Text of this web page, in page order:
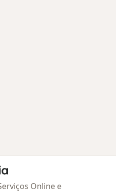
Online e